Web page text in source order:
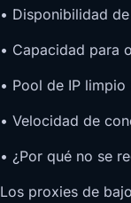
• Disponibilidad
• Capacidad para
• Pool de IP
• Velocidad de
• ¿Por qué no se
Los proxies de